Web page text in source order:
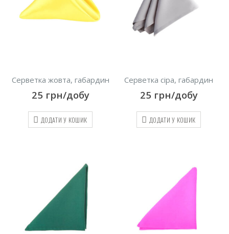
Серветка жовта, габардин
25 грн/добу
ДОДАТИ У КОШИК
Серветка сіра, габардин
25 грн/добу
ДОДАТИ У КОШИК